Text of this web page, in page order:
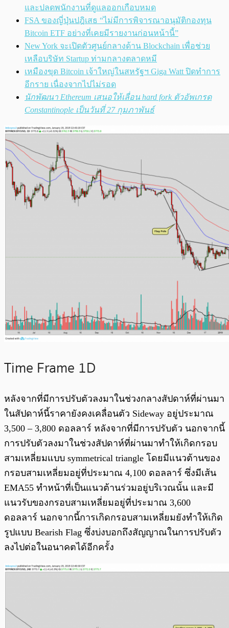
และปลดพนักงานที่ดูแลออกเกือบหมด
FSA ของญี่ปุ่นปฎิเสธ “ไม่มีการพิจารณาอนุมัติกองทุน
Bitcoin ETF อย่างที่เคยมีรายงานก่อนหน้านี้”
New York จะเปิดตัวศูนย์กลางด้าน Blockchain เพื่อช่วย
เหลือบริษัท Startup ท่ามกลางตลาดหมี
เหมืองขุด Bitcoin เจ้าใหญ่ในสหรัฐฯ Giga Watt ปิดทำการ
อีกราย เนื่องจากไปไม่รอด
นักพัฒนา Ethereum เสนอให้เลื่อน hard fork ตัวอัพเกรด
Constantinople เป็นวันที่ 27 กุมภาพันธ์
Time Frame 1D
หลังจากที่มีการปรับตัวลงมาในช่วงกลางสัปดาห์ที่ผ่านมา
ในสัปดาห์นี้ราคายังคงเคลื่อนตัว Sideway อยู่ประมาณ
3,500 – 3,800 ดอลลาร์ หลังจากที่มีการปรับตัว นอกจากนี้
การปรับตัวลงมาในช่วงสัปดาห์ที่ผ่านมาทำให้เกิดกรอบ
สามเหลี่ยมแบบ symmetrical triangle โดยมีแนวต้านของ
กรอบสามเหลี่ยมอยู่ที่ประมาณ 4,100 ดอลลาร์ ซึ่งมีเส้น
EMA55 ทำหน้าที่เป็นแนวต้านร่วมอยู่บริเวณนั้น และมี
แนวรับของกรอบสามเหลี่ยมอยู่ที่ประมาณ 3,600
ดอลลาร์ นอกจากนี้การเกิดกรอบสามเหลี่ยมยังทำให้เกิด
รูปแบบ Bearish Flag ซึ่งบ่งบอกถึงสัญญาณในการปรับตัว
ลงไปต่อในอนาคตได้อีกครั้ง